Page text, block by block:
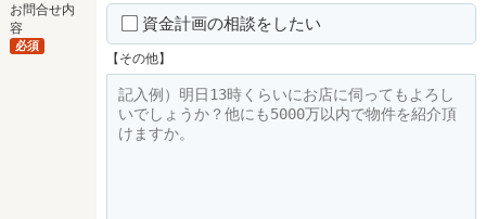
お問合せ内
容
必須
資金計画の相談をしたい
【その他】